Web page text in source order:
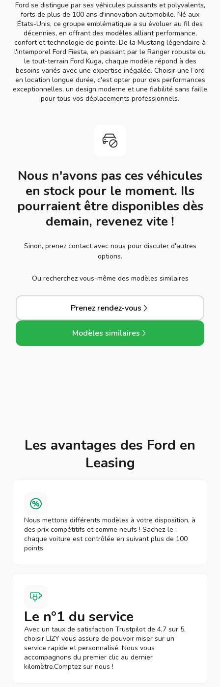
Ford se distingue par ses véhicules puissants et polyvalents,
forts de plus de 100 ans d'innovation automobile. Né aux
États-Unis, ce groupe emblématique a su évoluer au fil des
décennies, en offrant des modèles alliant performance,
confort et technologie de pointe. De la Mustang légendaire à
l'intemporel Ford Fiesta, en passant par le Ranger robuste ou
le tout-terrain Ford Kuga, chaque modèle répond à des
besoins variés avec une expertise inégalée. Choisir une Ford
en location longue durée, c'est opter pour des performances
exceptionnelles, un design moderne et une fiabilité sans faille
pour tous vos déplacements professionnels.
Nous n'avons pas ces véhicules
en stock pour le moment. Ils
pourraient être disponibles dès
demain, revenez vite !
Sinon, prenez contact avec nous pour discuter d'autres
options.
Ou recherchez vous-même des modèles similaires
Prenez rendez-vous
Modèles similaires
Les avantages des Ford en
Leasing
Nous mettons différents modèles à votre disposition, à
des prix compétitifs et comme neufs ! Sachez-le :
chaque voiture est contrôlée en suivant plus de 100
points.
Le n°1 du service
Avec un taux de satisfaction Trustpilot de 4,7 sur 5,
choisir LIZY vous assure de pouvoir miser sur un
service rapide et personnalisé. Nous vous
accompagnons du premier clic au dernier
kilomètre.Comptez sur nous !